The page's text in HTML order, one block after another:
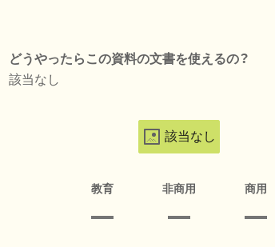
どうやったらこの資料の文書を使えるの？
該当なし
該当なし
教育 非商用 商用